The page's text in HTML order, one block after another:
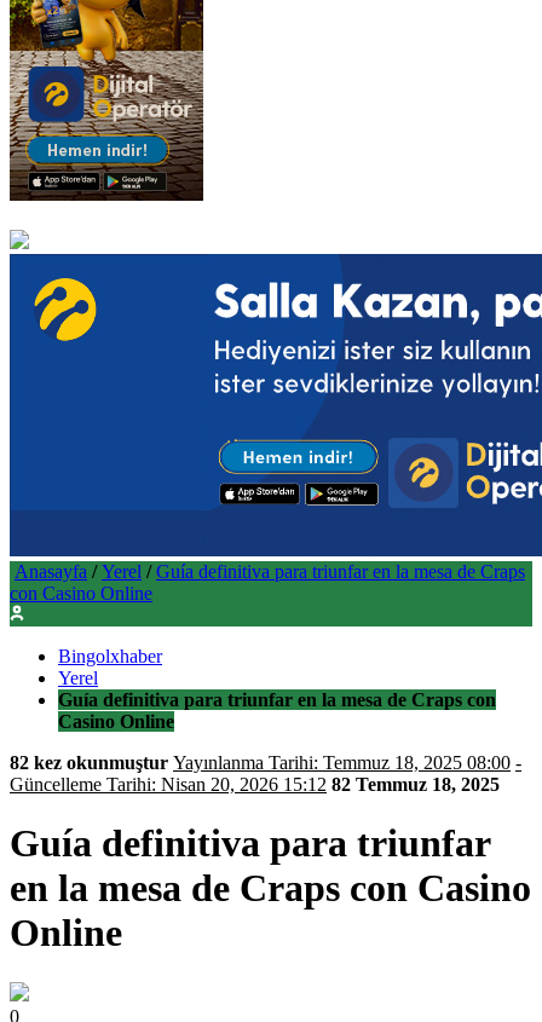
Anasayfa / Yerel / Guía definitiva para triunfar en la mesa de Craps
con Casino Online
Bingolxhaber
Yerel
Guía definitiva para triunfar en la mesa de Craps con
Casino Online
82 kez okunmuştur
Yayınlanma Tarihi: Temmuz 18, 2025 08:00 -
Güncelleme Tarihi: Nisan 20, 2026 15:12 82 Temmuz 18, 2025
Guía definitiva para triunfar
en la mesa de Craps con Casino
Online
0